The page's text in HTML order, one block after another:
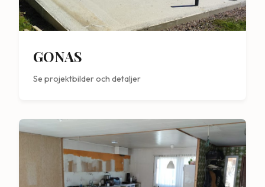
GONAS
Se projektbilder och detaljer